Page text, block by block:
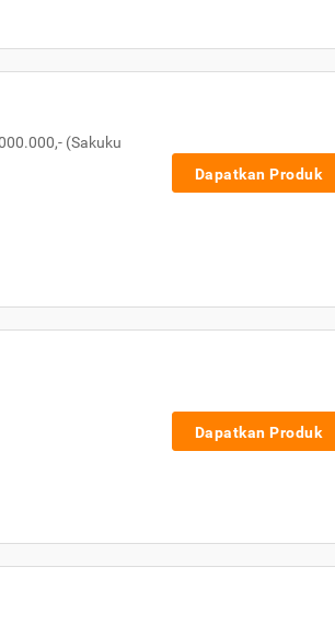
(Sakuku
Dapatkan Produk
Dapatkan Produk